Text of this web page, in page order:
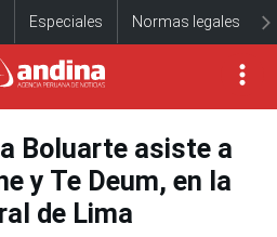
Especiales Normas legales
Boluarte asiste a
y Te Deum, en la
de Lima